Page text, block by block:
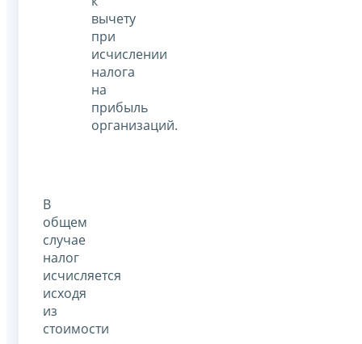
вычету
при
исчислении
налога
на
прибыль
организаций.
В
общем
случае
налог
исчисляется
исходя
из
стоимости